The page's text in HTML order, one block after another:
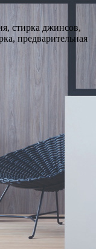
стирка джинсов,
предварительная